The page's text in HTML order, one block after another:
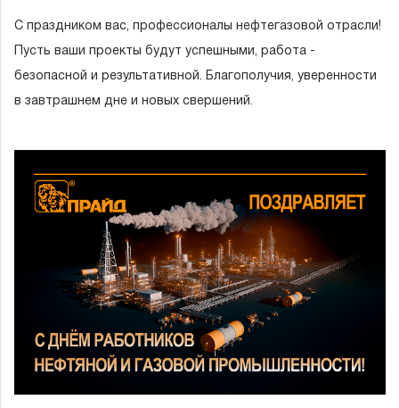
С праздником вас, профессионалы нефтегазовой отрасли!
Пусть ваши проекты будут успешными, работа -
безопасной и результативной. Благополучия, уверенности
в завтрашнем дне и новых свершений.